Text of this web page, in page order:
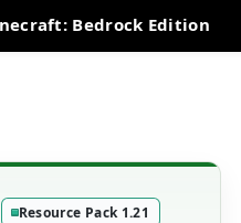
Bedrock Edition
Resource Pack 1.21